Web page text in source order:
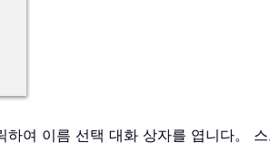
하여 이름 선택 대화 상자를 엽니다。 스